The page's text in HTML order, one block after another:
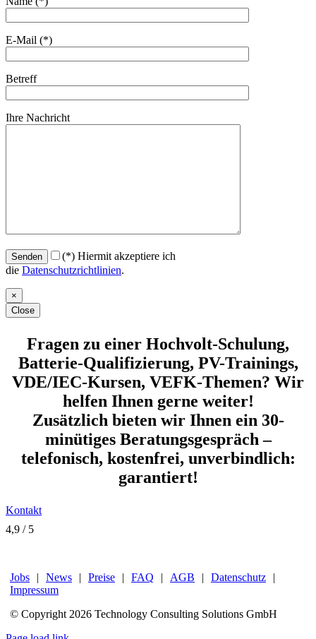
E-Mail (*)
Betreff
Ihre Nachricht
(*) Hiermit akzeptiere ich
die Datenschutzrichtlinien.
×
Close
Fragen zu einer Hochvolt-Schulung,
Batterie-Qualifizierung, PV-Trainings,
VDE/IEC-Kursen, VEFK-Themen? Wir
helfen Ihnen gerne weiter!
Zusätzlich bieten wir Ihnen ein 30-
minütiges Beratungsgespräch –
telefonisch, kostenfrei, unverbindlich:
garantiert!
Kontakt
4,9 / 5
Jobs
| News | Preise | FAQ | AGB | Datenschutz
|
Impressum
© Copyright 2026 Technology Consulting Solutions GmbH